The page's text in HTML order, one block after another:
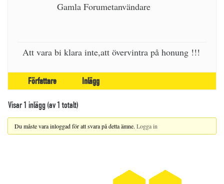
Gamla Forumetanvändare
Att vara bi klara inte,att övervintra på honung !!!
Författare Inlägg
Visar 1 inlägg (av 1 totalt)
Du måste vara inloggad för att svara på detta ämne. Logga in